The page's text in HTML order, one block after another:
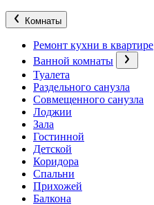
Комнаты
Ремонт кухни в квартире
Ванной комнаты
Туалета
Раздельного санузла
Совмещенного санузла
Лоджии
Зала
Гостинной
Детской
Коридора
Спальни
Прихожей
Балкона